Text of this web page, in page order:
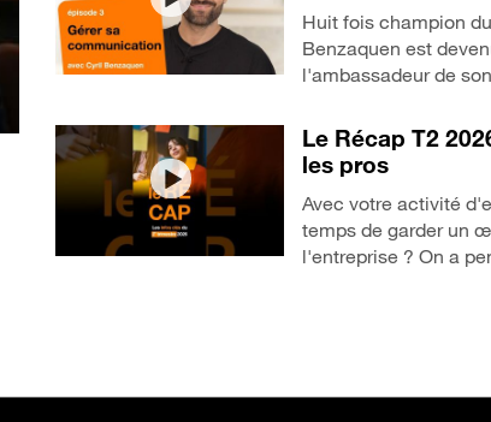
Huit fois champion
Benzaquen est
l'ambassadeur de
Le Récap T2
les pros
Avec votre activité
temps de garder un
l'entreprise ? On a